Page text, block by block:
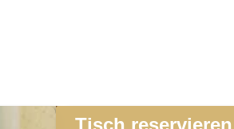
Tisch reservieren